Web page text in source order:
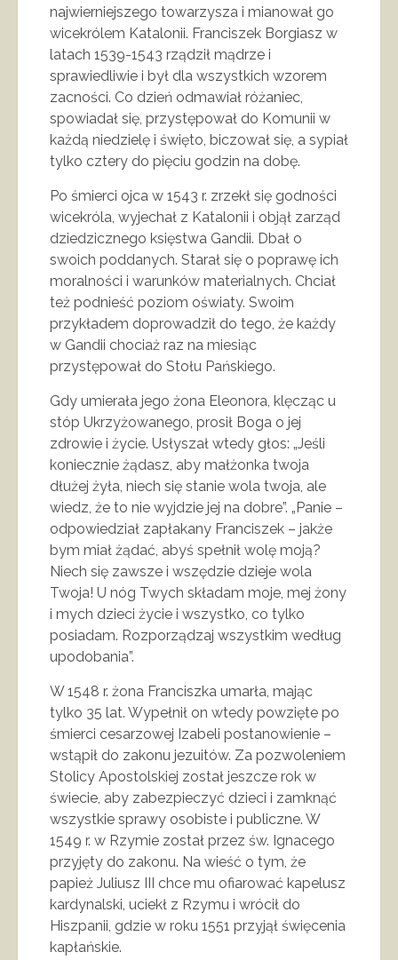
najwierniejszego towarzysza i mianował go
wicekrólem Katalonii. Franciszek Borgiasz w
latach 1539-1543 rządził mądrze i
sprawiedliwie i był dla wszystkich wzorem
zacności. Co dzień odmawiał różaniec,
spowiadał się, przystępował do Komunii w
każdą niedzielę i święto, biczował się, a sypiał
tylko cztery do pięciu godzin na dobę.
Po śmierci ojca w 1543 r. zrzekł się godności
wicekróla, wyjechał z Katalonii i objął zarząd
dziedzicznego księstwa Gandii. Dbał o
swoich poddanych. Starał się o poprawę ich
moralności i warunków materialnych. Chciał
też podnieść poziom oświaty. Swoim
przykładem doprowadził do tego, że każdy
w Gandii chociaż raz na miesiąc
przystępował do Stołu Pańskiego.
Gdy umierała jego żona Eleonora, klęcząc u
stóp Ukrzyżowanego, prosił Boga o jej
zdrowie i życie. Usłyszał wtedy głos: „Jeśli
koniecznie żądasz, aby małżonka twoja
dłużej żyła, niech się stanie wola twoja, ale
wiedz, że to nie wyjdzie jej na dobre”. „Panie –
odpowiedział zapłakany Franciszek – jakże
bym miał żądać, abyś spełnił wolę moją?
Niech się zawsze i wszędzie dzieje wola
Twoja! U nóg Twych składam moje, mej żony
i mych dzieci życie i wszystko, co tylko
posiadam. Rozporządzaj wszystkim według
upodobania”.
W 1548 r. żona Franciszka umarła, mając
tylko 35 lat. Wypełnił on wtedy powzięte po
śmierci cesarzowej Izabeli postanowienie –
wstąpił do zakonu jezuitów. Za pozwoleniem
Stolicy Apostolskiej został jeszcze rok w
świecie, aby zabezpieczyć dzieci i zamknąć
wszystkie sprawy osobiste i publiczne. W
1549 r. w Rzymie został przez św. Ignacego
przyjęty do zakonu. Na wieść o tym, że
papież Juliusz III chce mu ofiarować kapelusz
kardynalski, uciekł z Rzymu i wrócił do
Hiszpanii, gdzie w roku 1551 przyjął święcenia
kapłańskie.